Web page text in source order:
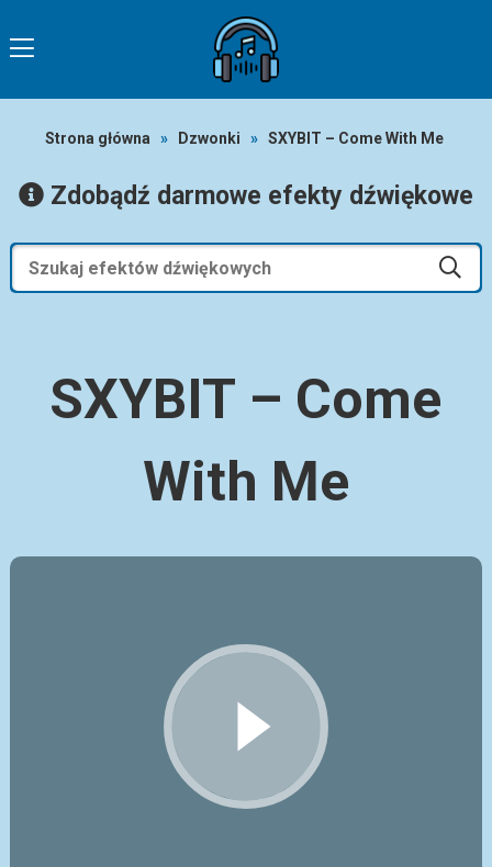
Strona główna » Dzwonki » SXYBIT – Come With Me
Zdobądź darmowe efekty dźwiękowe
SXYBIT – Come
With Me